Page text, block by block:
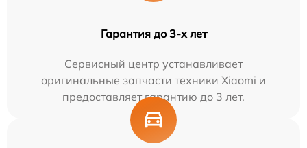
Гарантия до 3-х лет
Сервисный центр устанавливает
оригинальные запчасти техники Xiaomi и
предоставляет гарантию до 3 лет.